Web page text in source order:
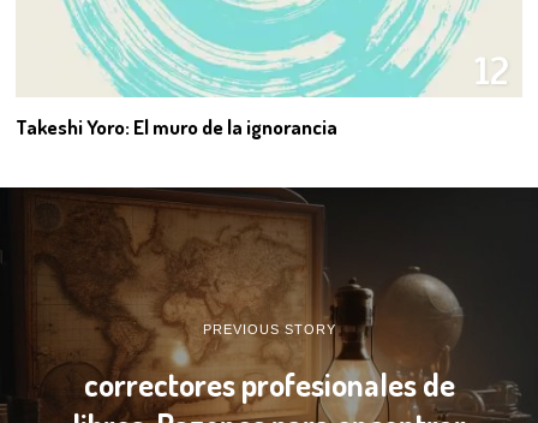
12
Takeshi Yoro: El muro de la ignorancia
PREVIOUS STORY
correctores profesionales de